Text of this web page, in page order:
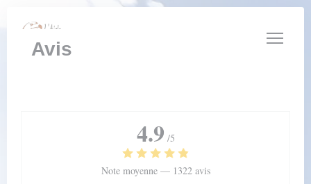
Personnalisation de vos choix en matière de cookies
Avis
4.9 /5
Note moyenne — 1322 avis